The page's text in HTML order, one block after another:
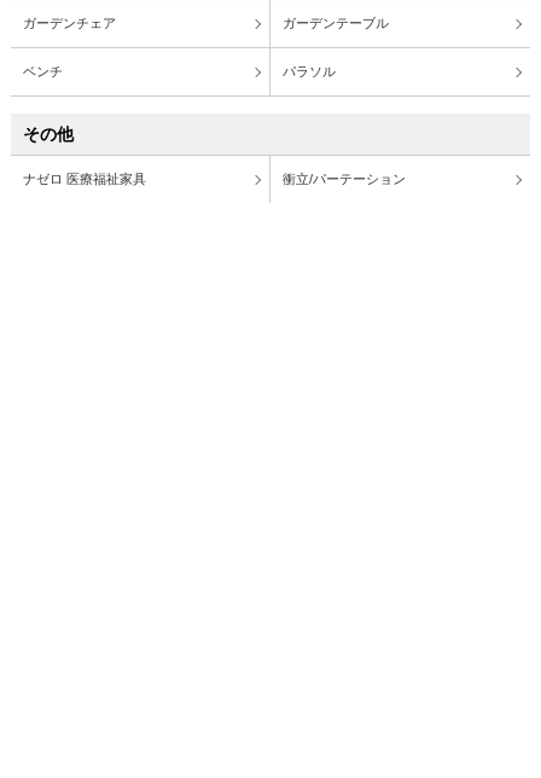
ガーデンチェア ガーデンテーブル
ベンチ パラソル
その他
ナゼロ 医療福祉家具 衝立/パーテーション